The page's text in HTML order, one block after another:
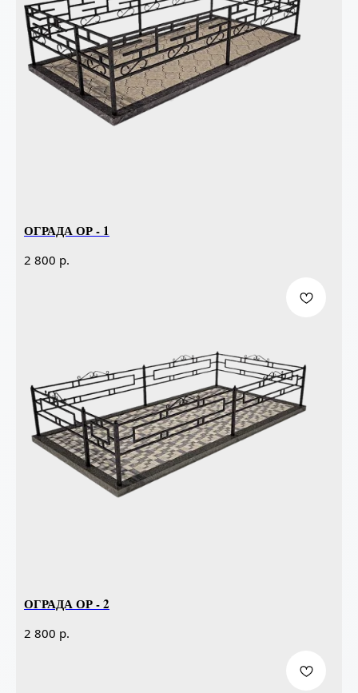
ОГРАДА ОР - 1
2 800 р.
ОГРАДА ОР - 2
2 800 р.